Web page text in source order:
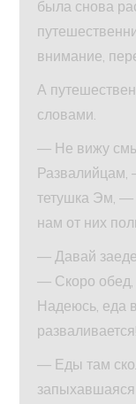
была снова
внимание,
А
словами.
— Не вижу
тетушка Эм, —
нам от них
— Давай
— Скоро обед,
Надеюсь, еда
разваливается!
— Еды там